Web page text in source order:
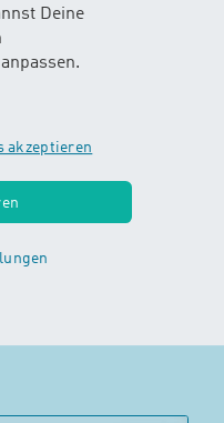
Deine
akzeptierenund Senioren
gibt es
nicht kennen.
die warme Jahreszeit